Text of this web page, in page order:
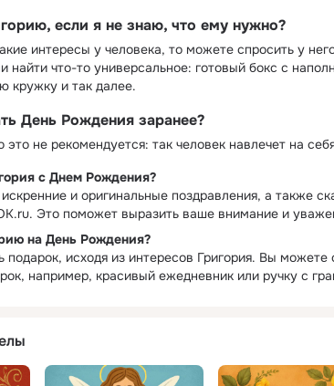
если я не знаю, что ему нужно?
интересы у человека, то можете спросить у
найти что-то универсальное: готовый бокс с
кружку и так далее.
День Рождения заранее?
это не рекомендуется: так человек навлечет на
с Днем Рождения?
и оригинальные поздравления, а также
Это поможет выразить ваше внимание и
на День Рождения?
исходя из интересов Григория. Вы можете
например, красивый ежедневник или ручку с